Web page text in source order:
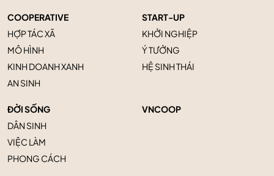
COOPERATIVE
HỢP TÁC XÃ
MÔ HÌNH
KINH DOANH XANH
AN SINH
START-UP
KHỞI NGHIỆP
Ý TƯỞNG
HỆ SINH THÁI
ĐỜI SỐNG
DÂN SINH
VIỆC LÀM
PHONG CÁCH
VNCOOP